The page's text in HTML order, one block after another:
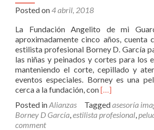
Posted on4 abril, 2018
La Fundación Angelito de mi
aproximadamente cinco años, cuenta
estilista profesional Borney D. García
las niñas y peinados y cortes para los
manteniendo el corte, cepillado y
eventos especiales. Borney es una
cerca a la fundación, conRead
about
Borney,
[…]
Posted inAlianzas Taggedasesoría
Borney D García,estilista profesional,
comment